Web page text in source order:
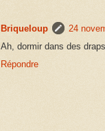
Briqueloup
24
Ah, dormir dans des
Répondre